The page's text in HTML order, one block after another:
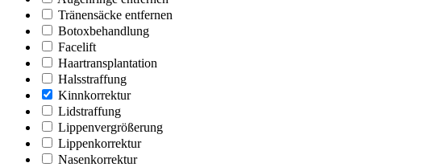
Tränensäcke entfernen
Botoxbehandlung
Facelift
Haartransplantation
Halsstraffung
Kinnkorrektur
Lidstraffung
Lippenvergrößerung
Lippenkorrektur
Nasenkorrektur